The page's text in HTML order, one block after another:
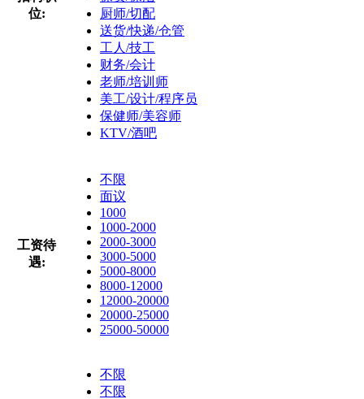
位:
厨师/切配
送货/快递/仓管
工人/技工
财务/会计
老师/培训师
美工/设计/程序员
保健师/美容师
KTV/酒吧
工资待
遇:
不限
面议
1000
1000-2000
2000-3000
3000-5000
5000-8000
8000-12000
12000-20000
20000-25000
25000-50000
不限
不限